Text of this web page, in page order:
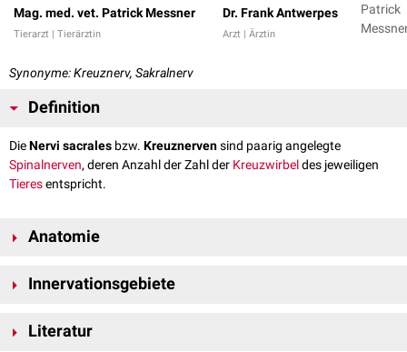
Mag. med. vet. Patrick Messner
Tierarzt | Tierärztin
Dr. Frank Antwerpes
Arzt | Ärztin
Patrick
Synonyme: Kreuznerv, Sakralnerv
Definition
DieNervi sacrales bzw. Kreuznervensind paarig angelegte
Spinalnerven, deren Anzahl der Zahl der Kreuzwirbeldes jeweiligen
Tieresentspricht.
Anatomie
kaudalenRückenmarksende, wobei sie mit diesem anfangs noch paralell
Bevor sie den Wirbelkanal verlassen, erfolgt ihre Aufteilung in
Ventraläste .
Innervationsgebiete
Nerv:Literatur